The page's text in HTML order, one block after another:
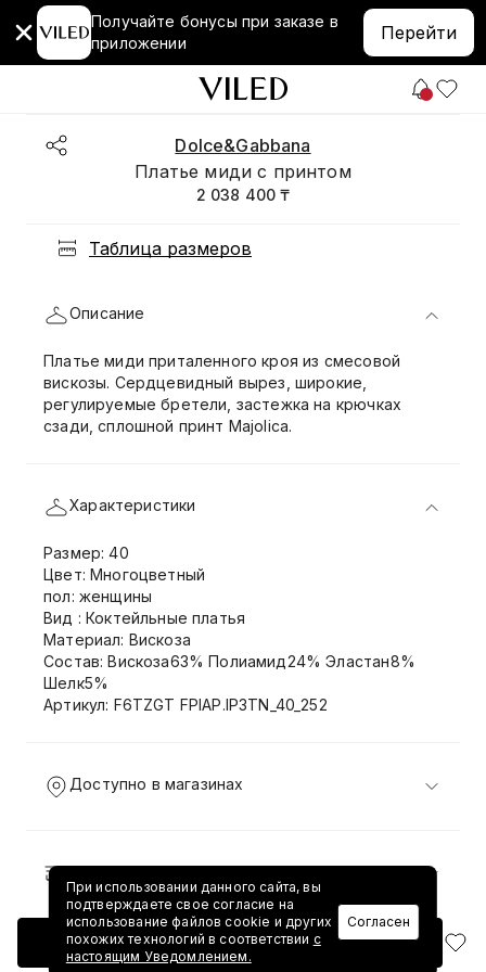
Получайте бонусы при заказе в
приложении
Перейти
Dolce&Gabbana
Платье миди с принтом
2 038 400 ₸
Таблица размеров
Добавить в корзину
Описание
Платье миди приталенного кроя из смесовой
вискозы. Сердцевидный вырез, широкие,
регулируемые бретели, застежка на крючках
сзади, сплошной принт Majolica.
Характеристики
Размер: 40
Цвет: Многоцветный
пол: женщины
Вид : Коктейльные платья
Материал: Вискоза
Состав: Вискоза63% Полиамид24% Эластан8%
Шелк5%
Артикул: F6TZGT FPIAP.IP3TN_40_252
Доступно в магазинах
Доставка и возврат
При использовании данного сайта, вы
подтверждаете свое согласие на
использование файлов cookie и других
похожих технологий в соответствии с
настоящим Уведомлением.
Согласен